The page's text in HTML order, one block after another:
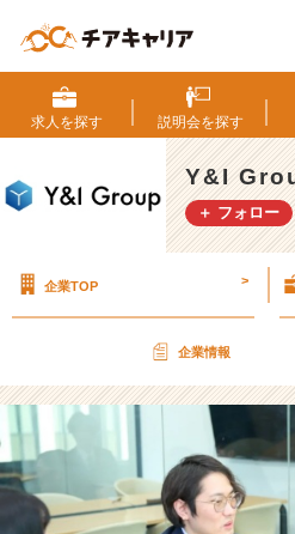
ん
げ
ー
エ
ン
ジ
な
る
じ
ゃ！
【Y
&
I
G
求人を探す 説明会を探す
Y&I
＋ フォロー
企業TOP >
企業情報